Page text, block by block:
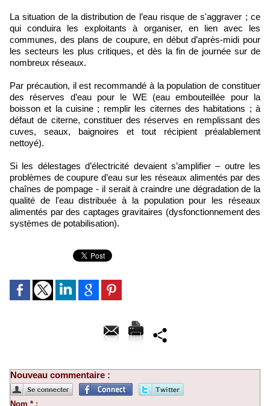
La situation de la distribution de l’eau risque de s'aggraver ; ce
qui conduira les exploitants à organiser, en lien avec les
communes, des plans de coupure, en début d’après-midi pour
les secteurs les plus critiques, et dès la fin de journée sur de
nombreux réseaux.
Par précaution, il est recommandé à la population de constituer
des réserves d’eau pour le WE (eau embouteillée pour la
boisson et la cuisine ; remplir les citernes des habitations ; à
défaut de citerne, constituer des réserves en remplissant des
cuves, seaux, baignoires et tout récipient préalablement
nettoyé).
Si les délestages d’électricité devaient s’amplifier – outre les
problèmes de coupure d’eau sur les réseaux alimentés par des
chaînes de pompage - il serait à craindre une dégradation de la
qualité de l'eau distribuée à la population pour les réseaux
alimentés par des captages gravitaires (dysfonctionnement des
systèmes de potabilisation).
Nouveau commentaire :
Nom * :